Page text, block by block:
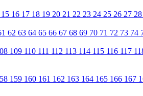
15 16 17 18 19 20 21 22 23 24 25 26 27 28
62 63 64 65 66 67 68 69 70 71 72 73 74
109 110 111 112 113 114 115 116 117
159 160 161 162 163 164 165 166 167